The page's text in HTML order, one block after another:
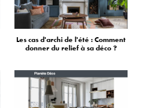
Les cas d'archi de l'été : Comment
donner du relief à sa déco ?